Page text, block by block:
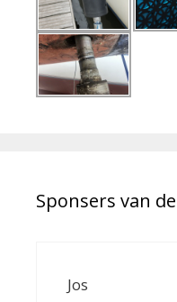
Sponsers van
Jos